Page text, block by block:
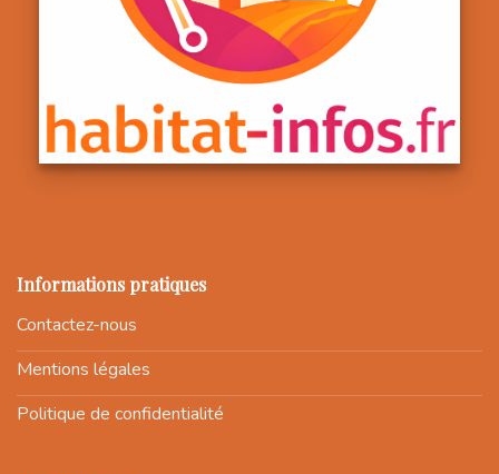
Informations pratiques
Contactez-nous
Mentions légales
Politique de confidentialité